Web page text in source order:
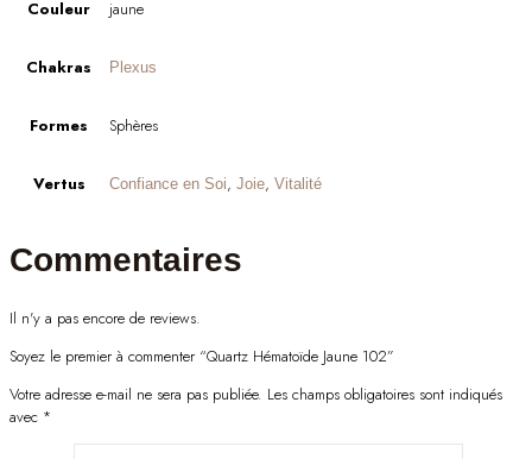
Couleur
jaune
Chakras Plexus
Formes Sphères
Vertus Confiance en Soi, Joie, Vitalité
Commentaires
Il n'y a pas encore de reviews.
Soyez le premier à commenter “Quartz Hématoïde Jaune 102”
Votre adresse e-mail ne sera pas publiée. Les champs obligatoires sont indiqués
avec *